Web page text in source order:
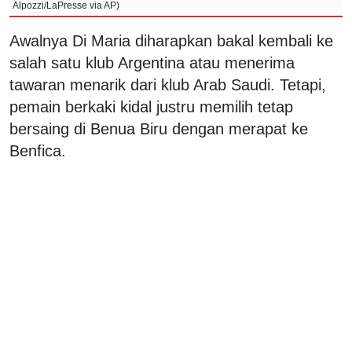
Alpozzi/LaPresse via AP)
Awalnya Di Maria diharapkan bakal kembali ke
salah satu klub Argentina atau menerima
tawaran menarik dari klub Arab Saudi. Tetapi,
pemain berkaki kidal justru memilih tetap
bersaing di Benua Biru dengan merapat ke
Benfica.